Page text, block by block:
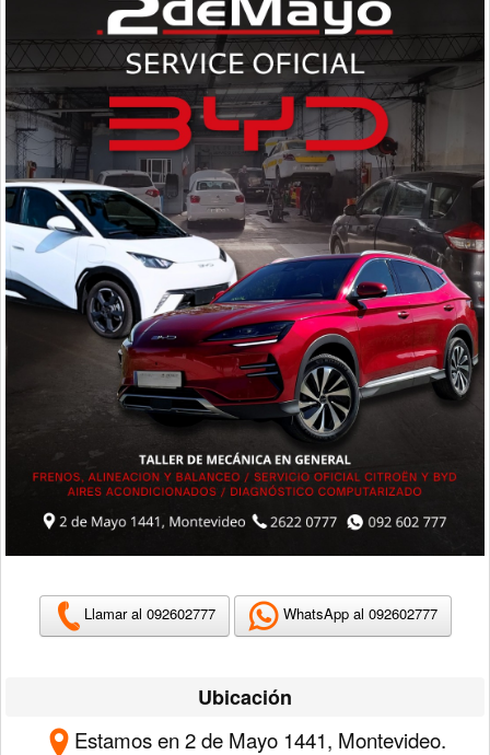
Llamar al 092602777 WhatsApp al 092602777
Ubicación
Estamos en 2 de Mayo 1441, Montevideo.